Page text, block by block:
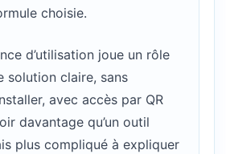
choisie.
d’utilisation joue un rôle
solution claire, sans
avec accès par QR
davantage qu’un outil
plus compliqué à expliquer